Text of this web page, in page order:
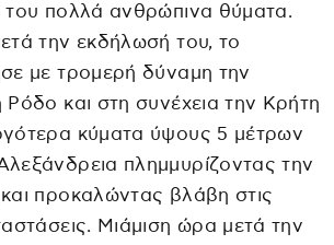
του πολλά ανθρώπινα θύματα.
την εκδήλωσή του, το
με τρομερή δύναμη την
Ρόδο και στη συνέχεια την Κρήτη
κύματα ύψους 5 μέτρων
πλημμυρίζοντας την
προκαλώντας βλάβη στις
Μιάμιση ώρα μετά την